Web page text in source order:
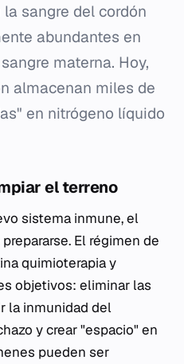
sangre del cordón
abundantes en
materna. Hoy,
almacenan miles de
en nitrógeno líquido
el terreno
sistema inmune, el
El régimen de
quimioterapia y
objetivos: eliminar las
la inmunidad del
y crear "espacio" en
pueden ser